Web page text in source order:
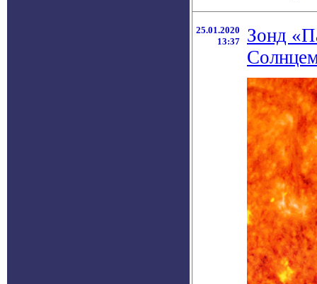
25.01.2020
13:37
Зонд